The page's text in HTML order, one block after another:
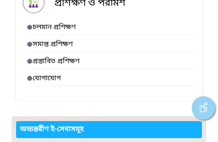
প্রশিক্ষণ ও পরামর্শ
চলমান প্রশিক্ষণ
সমাপ্ত প্রশিক্ষণ
প্রস্তাবিত প্রশিক্ষণ
যোগাযোগ
অভ্যন্তরীণ ই-সেবাসমূহ